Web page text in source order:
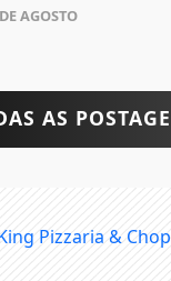
AGOSTO
AS